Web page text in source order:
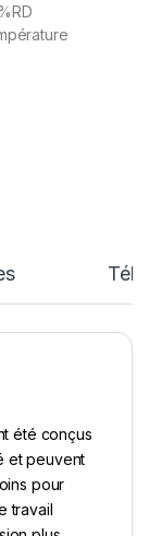
été conçus
et peuvent
pour
travail